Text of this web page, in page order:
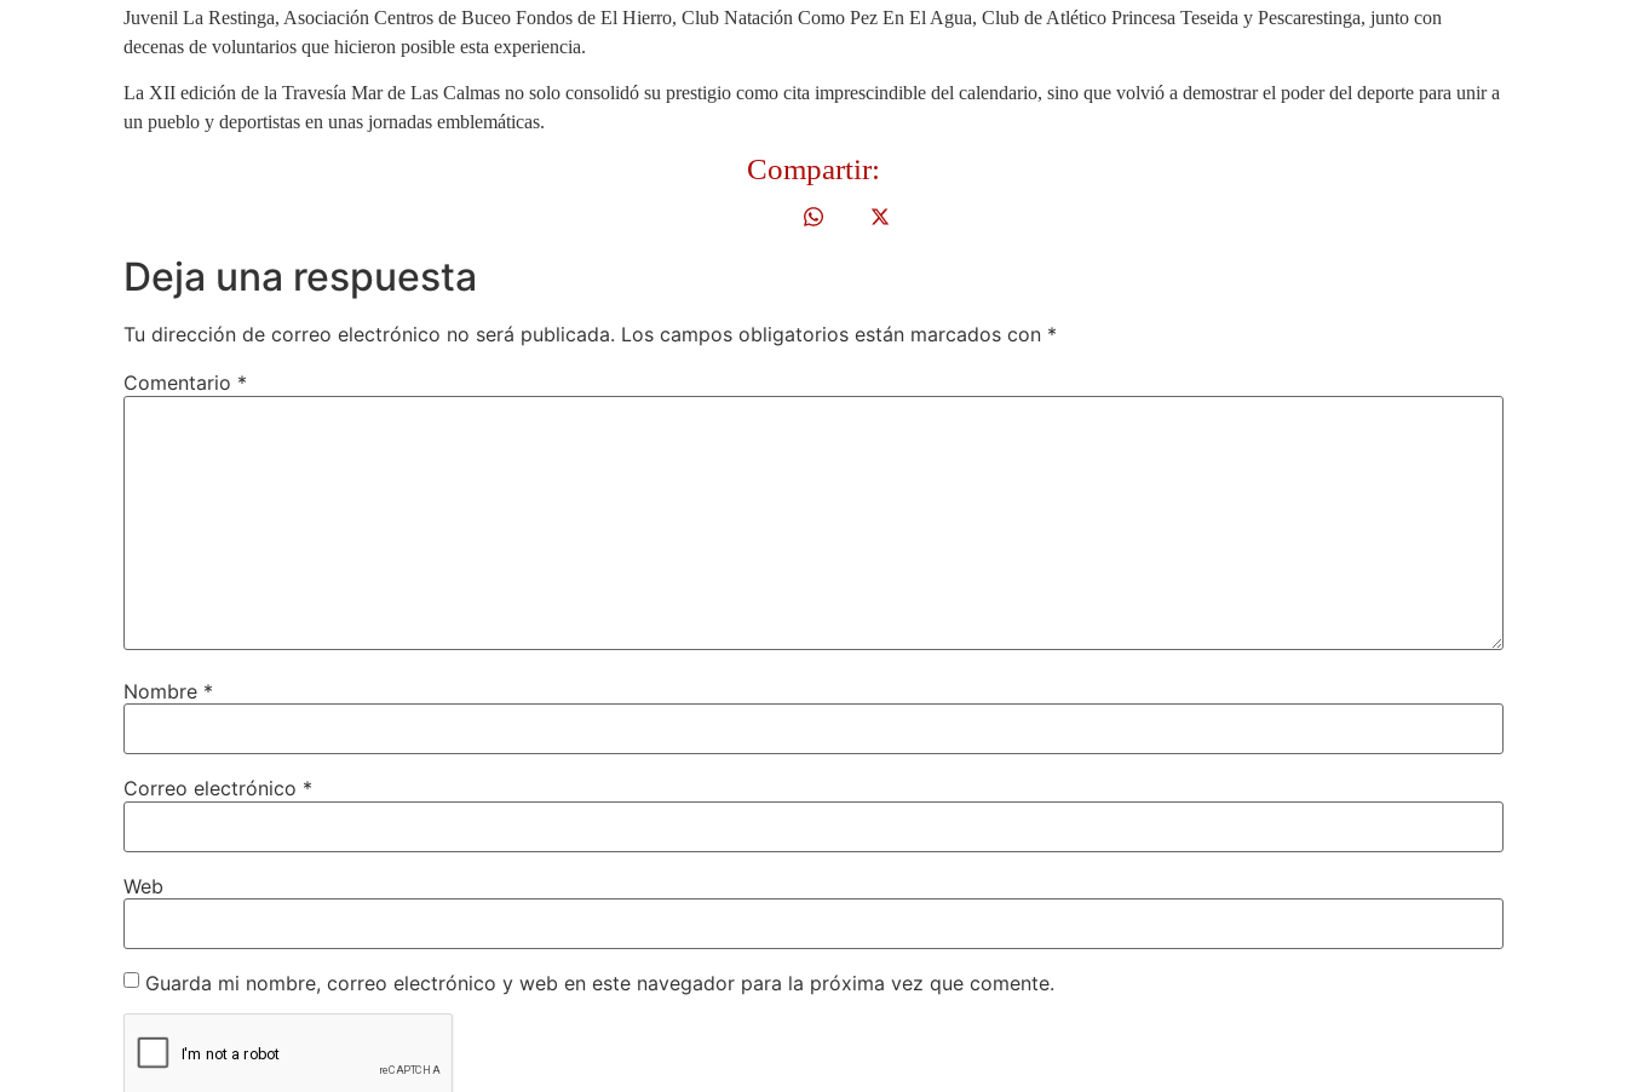
Juvenil La Restinga, Asociación Centros de Buceo Fondos de El Hierro, Club Natación Como Pez En El Agua, Club de Atlético Princesa Teseida y Pescarestinga, junto con
decenas de voluntarios que hicieron posible esta experiencia.
La XII edición de la Travesía Mar de Las Calmas no solo consolidó su prestigio como cita imprescindible del calendario, sino que volvió a demostrar el poder del deporte para unir a
un pueblo y deportistas en unas jornadas emblemáticas.
Compartir:
Deja una respuesta
Tu dirección de correo electrónico no será publicada. Los campos obligatorios están marcados con *
Comentario *
Nombre *
Correo electrónico *
Web
Guarda mi nombre, correo electrónico y web en este navegador para la próxima vez que comente.